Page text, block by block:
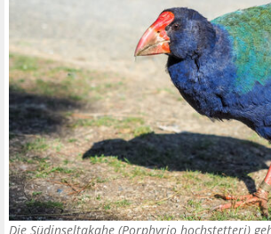
Die Südinseltakahe (Porphyrio hochstetteri)